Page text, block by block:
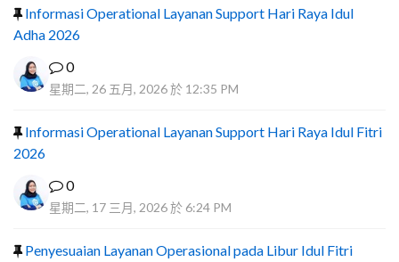
Informasi Operational Layanan Support Hari Raya Idul
Adha 2026
0
星期二, 26 五月, 2026 於 12:35 PM
Informasi Operational Layanan Support Hari Raya Idul Fitri
2026
0
星期二, 17 三月, 2026 於 6:24 PM
Penyesuaian Layanan Operasional pada Libur Idul Fitri